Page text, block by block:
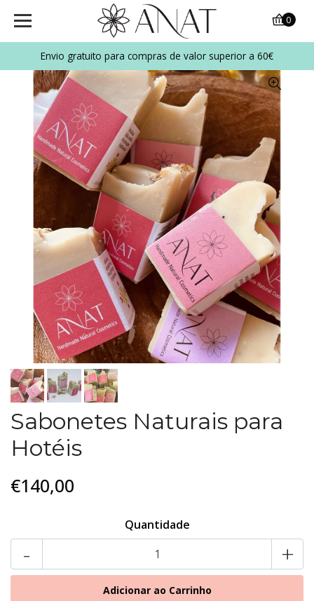
Envio gratuito para compras de valor superior a 60€
0
Sabonetes Naturais para
Hotéis
€140,00
Quantidade
- +